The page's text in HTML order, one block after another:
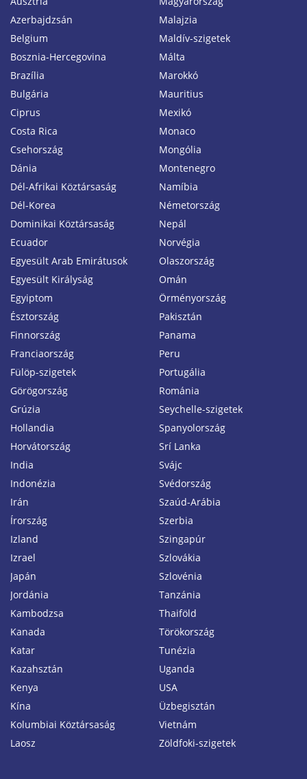
Azerbajdzsán
Belgium
Bosznia-Hercegovina
Brazília
Bulgária
Ciprus
Costa Rica
Csehország
Dánia
Dél-Afrikai Köztársaság
Dél-Korea
Dominikai Köztársaság
Ecuador
Egyesült Arab Emirátusok
Egyesült Királyság
Egyiptom
Észtország
Finnország
Franciaország
Fülöp-szigetek
Görögország
Grúzia
Hollandia
Horvátország
India
Indonézia
Irán
Írország
Izland
Izrael
Japán
Jordánia
Kambodzsa
Kanada
Katar
Kazahsztán
Kenya
Kína
Kolumbiai Köztársaság
Laosz
Malajzia
Maldív-szigetek
Málta
Marokkó
Mauritius
Mexikó
Monaco
Mongólia
Montenegro
Namíbia
Németország
Nepál
Norvégia
Olaszország
Omán
Örményország
Pakisztán
Panama
Peru
Portugália
Románia
Seychelle-szigetek
Spanyolország
Srí Lanka
Svájc
Svédország
Szaúd-Arábia
Szerbia
Szingapúr
Szlovákia
Szlovénia
Tanzánia
Thaiföld
Törökország
Tunézia
Uganda
USA
Üzbegisztán
Vietnám
Zöldfoki-szigetek